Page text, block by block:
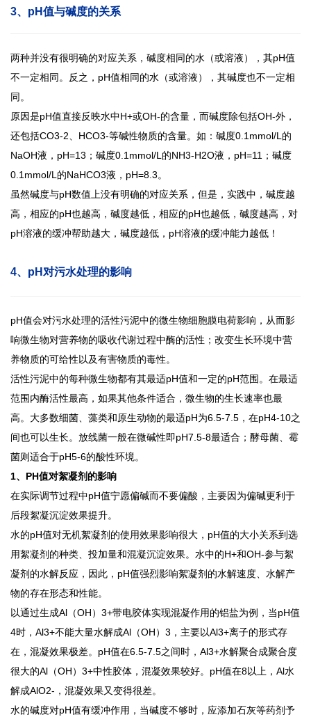
3、pH值与碱度的关系
两种并没有很明确的对应关系，碱度相同的水（或溶液），其pH值
不一定相同。反之，pH值相同的水（或溶液），其碱度也不一定相
同。
原因是pH值直接反映水中H+或OH-的含量，而碱度除包括OH-外，
还包括CO3-2、HCO3-等碱性物质的含量。如：碱度0.1mmol/L的
NaOH液，pH=13；碱度0.1mmol/L的NH3-H2O液，pH=11；碱度
0.1mmol/L的NaHCO3液，pH=8.3。
虽然碱度与pH数值上没有明确的对应关系，但是，实践中，碱度越
高，相应的pH也越高，碱度越低，相应的pH也越低，碱度越高，对
pH溶液的缓冲帮助越大，碱度越低，pH溶液的缓冲能力越低！
4、pH对污水处理的影响
pH值会对污水处理的活性污泥中的微生物细胞膜电荷影响，从而影
响微生物对营养物的吸收代谢过程中酶的活性；改变生长环境中营
养物质的可给性以及有害物质的毒性。
活性污泥中的每种微生物都有其最适pH值和一定的pH范围。在最适
范围内酶活性最高，如果其他条件适合，微生物的生长速率也最
高。大多数细菌、藻类和原生动物的最适pH为6.5-7.5，在pH4-10之
间也可以生长。放线菌一般在微碱性即pH7.5-8最适合；酵母菌、霉
菌则适合于pH5-6的酸性环境。
1、PH值对絮凝剂的影响
在实际调节过程中pH值宁愿偏碱而不要偏酸，主要因为偏碱更利于
后段絮凝沉淀效果提升。
水的pH值对无机絮凝剂的使用效果影响很大，pH值的大小关系到选
用絮凝剂的种类、投加量和混凝沉淀效果。水中的H+和OH-参与絮
凝剂的水解反应，因此，pH值强烈影响絮凝剂的水解速度、水解产
物的存在形态和性能。
以通过生成Al（OH）3+带电胶体实现混凝作用的铝盐为例，当pH值
4时，Al3+不能大量水解成Al（OH）3，主要以Al3+离子的形式存
在，混凝效果极差。pH值在6.5-7.5之间时，Al3+水解聚合成聚合度
很大的Al（OH）3+中性胶体，混凝效果较好。pH值在8以上，Al水
解成AlO2-，混凝效果又变得很差。
水的碱度对pH值有缓冲作用，当碱度不够时，应添加石灰等药剂予